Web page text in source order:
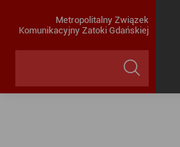
Metropolitalny Związek
Komunikacyjny Zatoki Gdańskiej